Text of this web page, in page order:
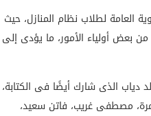
العامة لطلاب نظام المنازل، حيث
بعض أولياء الأمور، ما يؤدى إلى
دياب الذى شارك أيضًا فى الكتابة،
مصطفى غريب، فاتن سعيد،